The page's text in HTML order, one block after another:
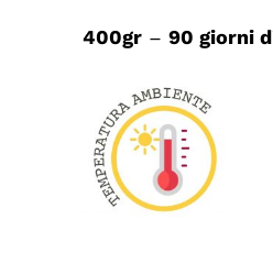
400gr– 90 giorni